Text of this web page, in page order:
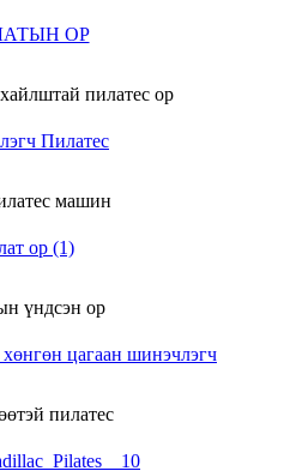
пилатес ор
машин
үндсэн ор
пилатес